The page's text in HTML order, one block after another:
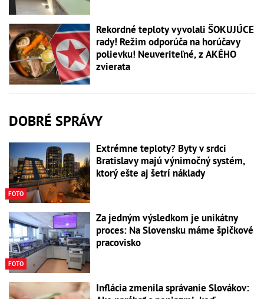
Rekordné teploty vyvolali ŠOKUJÚCE
rady! Režim odporúča na horúčavy
polievku! Neuveriteľné, z AKÉHO
zvierata
DOBRÉ SPRÁVY
FOTO
Extrémne teploty? Byty v srdci
Bratislavy majú výnimočný systém,
ktorý ešte aj šetrí náklady
FOTO
Za jedným výsledkom je unikátny
proces: Na Slovensku máme špičkové
pracovisko
Inflácia zmenila správanie Slovákov: